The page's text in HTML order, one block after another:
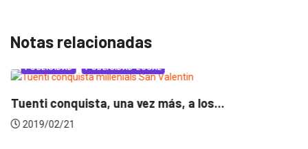
Notas relacionadas
PUBLICIDAD PUBLICIDAD LOCAL
Tuenti conquista, una vez más, a los...
2019/02/21